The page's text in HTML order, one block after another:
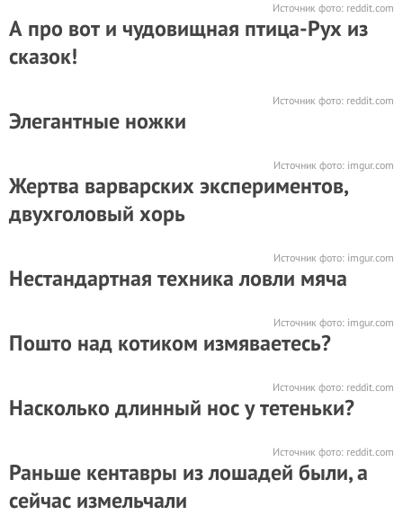
Источник фото: reddit.com
А про вот и чудовищная птица-Рух из
сказок!
Источник фото: reddit.com
Элегантные ножки
Источник фото: imgur.com
Жертва варварских экспериментов,
двухголовый хорь
Источник фото: imgur.com
Нестандартная техника ловли мяча
Источник фото: imgur.com
Пошто над котиком измяваетесь?
Источник фото: reddit.com
Насколько длинный нос у тетеньки?
Источник фото: reddit.com
Раньше кентавры из лошадей были, а
сейчас измельчали